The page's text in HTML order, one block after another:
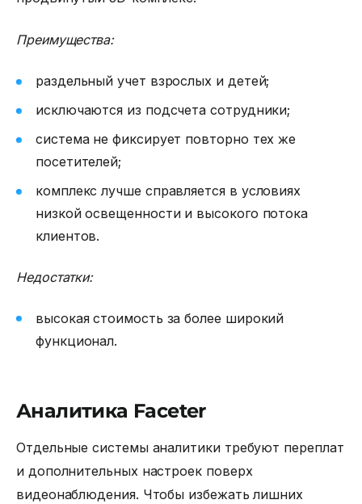
Преимущества:
раздельный учет взрослых и детей;
исключаются из подсчета сотрудники;
система не фиксирует повторно тех же
посетителей;
комплекс лучше справляется в условиях
низкой освещенности и высокого потока
клиентов.
Недостатки:
высокая стоимость за более широкий
функционал.
Аналитика Faceter
Отдельные системы аналитики требуют переплат
и дополнительных настроек поверх
видеонаблюдения. Чтобы избежать лишних